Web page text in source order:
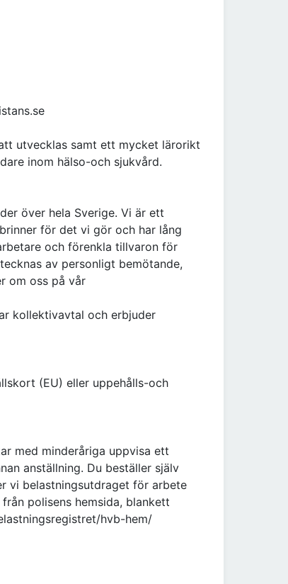
utvecklas samt ett mycket lärorikt
inom hälso-och sjukvård.
över hela Sverige. Vi är ett
för det vi gör och har lång
och förenkla tillvaron för
av personligt bemötande,
om oss på vår
kollektivavtal och erbjuder
(EU) eller uppehålls-och
med minderåriga uppvisa ett
anställning. Du beställer själv
vi belastningsutdraget för arbete
polisens hemsida, blankett
hvb-hem/